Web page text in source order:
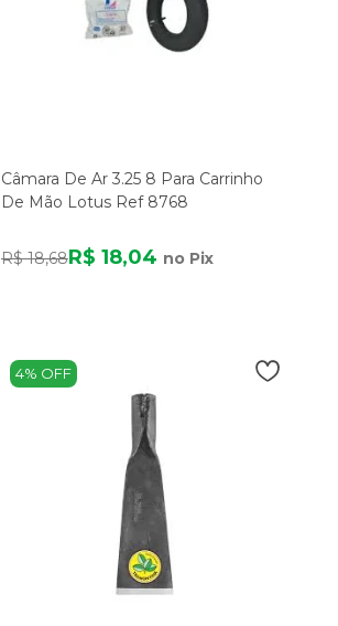
Câmara De Ar 3.25 8 Para Carrinho
De Mão Lotus Ref 8768
R$ 18,68R$ 18,04 no Pix
4% OFF